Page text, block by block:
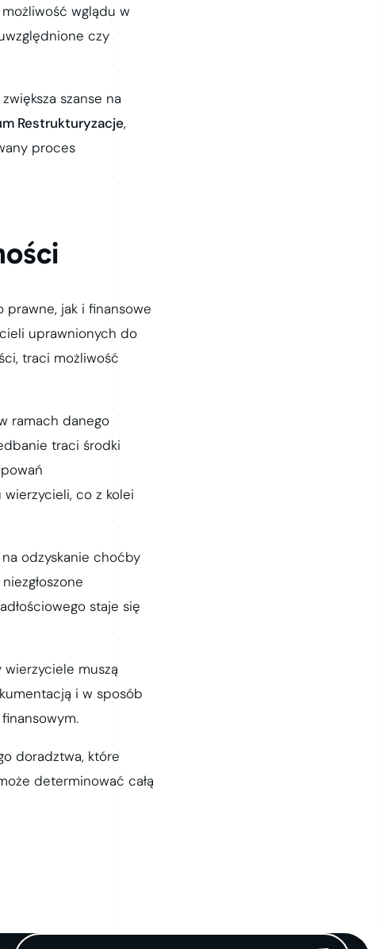
wglądu w
czy
szanse na
Restrukturyzacje,
proces
jak i finansowe
uprawnionych do
traci możliwość
ramach danego
traci środki
co z kolei
odzyskanie choćby
staje się
muszą
i w sposób
doradztwa, które
determinować całą